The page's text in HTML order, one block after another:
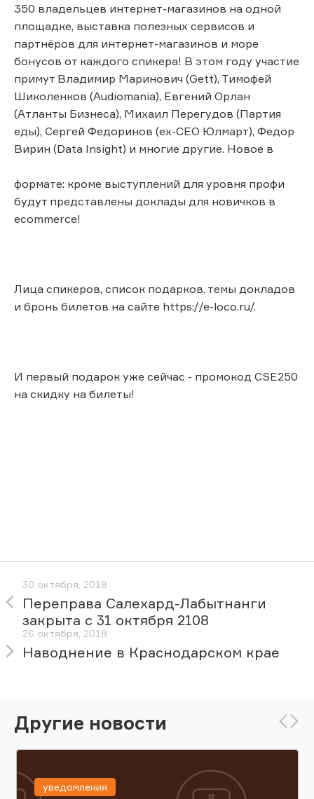
350 владельцев интернет-магазинов на одной
площадке, выставка полезных сервисов и
партнёров для интернет-магазинов и море
бонусов от каждого спикера! В этом году участие
примут Владимир Маринович (Gett), Тимофей
Шиколенков (Audiomania), Евгений Орлан
(Атланты Бизнеса), Михаил Перегудов (Партия
еды), Сергей Федоринов (ex-CEO Юлмарт), Федор
Вирин (Data Insight) и многие другие. Новое в
формате: кроме выступлений для уровня профи
будут представлены доклады для новичков в
ecommerce!
Лица спикеров, список подарков, темы докладов
и бронь билетов на сайте https://e-loco.ru/.
И первый подарок уже сейчас - промокод CSE250
на скидку на билеты!
30 октября, 2018
Переправа Салехард-Лабытнанги
закрыта с 31 октября 2108
26 октября, 2018
Наводнение в Краснодарском крае
Другие новости
уведомления